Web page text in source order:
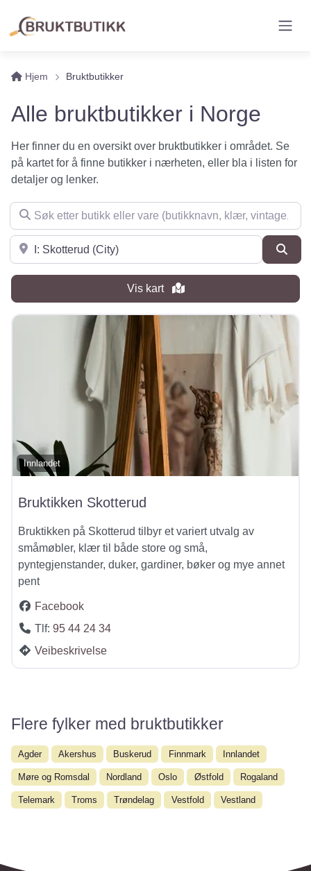
Hjem Bruktbutikker
Alle bruktbutikker i Norge
Her finner du en oversikt over bruktbutikker i området. Se
på kartet for å finne butikker i nærheten, eller bla i listen for
detaljer og lenker.
Søk etter butikk eller vare (butikknavn, klær, vintage, møbler
Søk i nærheten
Vis kart
Innlandet
Bruktikken Skotterud
Bruktikken på Skotterud tilbyr et variert utvalg av
småmøbler, klær til både store og små,
pyntegjenstander, duker, gardiner, bøker og mye annet
pent
Facebook
Tlf: 95 44 24 34
Veibeskrivelse
Flere fylker med bruktbutikker
Agder Akershus Buskerud Finnmark Innlandet
Møre og Romsdal Nordland Oslo Østfold Rogaland
Telemark Troms Trøndelag Vestfold Vestland